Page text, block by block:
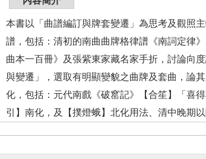
本書以「曲譜編訂與牌套變遷」為思考及觀照
譜，包括：清初的南曲曲牌格律譜《南詞定律
曲本一百冊》及張紫東家藏名家手折，討論向
與變遷」，選取有明顯變貌之曲牌及套曲，論
化，包括：元代南戲《破窰記》【合笙】「喜
引】南化，及【撲燈蛾】北化用法、清中晚期